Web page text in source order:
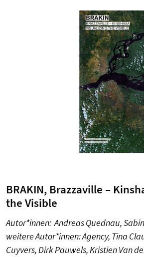
BRAKIN, Brazzaville –
the Visible
Autor*innen: Andreas Quednau,
weitere Autor*innen: Agency, Tina
Cuyvers, Dirk Pauwels, Kristien Van